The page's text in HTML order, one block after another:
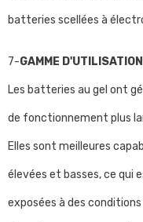
batteries scellées à
7-GAMME
Les batteries au gel ont
de fonctionnement plus
Elles sont meilleures
élevées et basses, ce qui
exposées à des